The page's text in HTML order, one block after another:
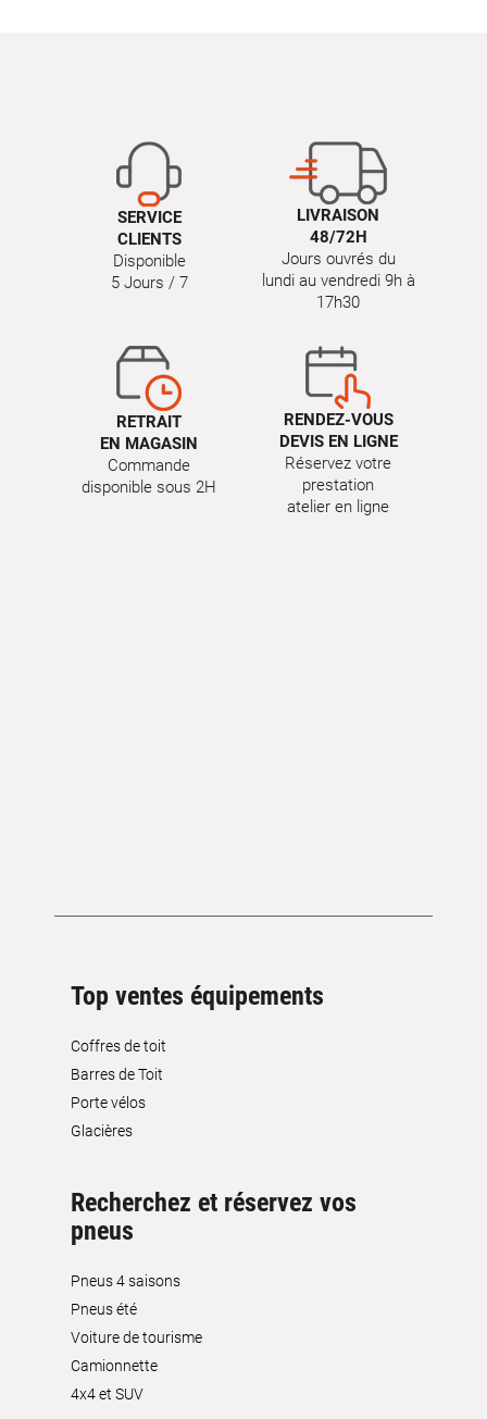
SERVICE
CLIENTS
Disponible
5 Jours / 7
LIVRAISON
48/72H
Jours ouvrés du
lundi au vendredi 9h à
17h30
RETRAIT
EN MAGASIN
Commande
disponible sous 2H
RENDEZ-VOUS
DEVIS EN LIGNE
Réservez votre
prestation
atelier en ligne
Top ventes équipements
Coffres de toit
Barres de Toit
Porte vélos
Glacières
Recherchez et réservez vos
pneus
Pneus 4 saisons
Pneus été
Voiture de tourisme
Camionnette
4x4 et SUV